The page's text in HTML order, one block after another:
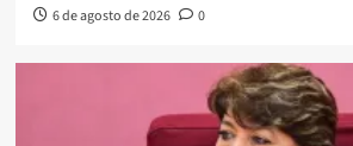
6 de agosto de 2026 0